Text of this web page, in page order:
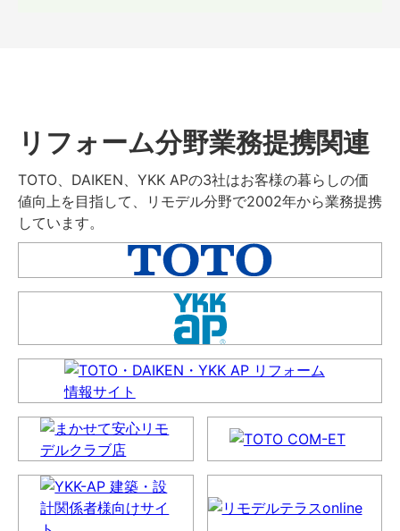
リフォーム分野業務提携関連
TOTO、DAIKEN、YKK APの3社はお客様の暮らしの価
値向上を目指して、リモデル分野で2002年から業務提携
しています。